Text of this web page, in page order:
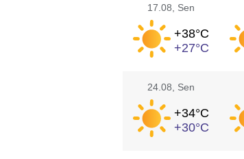
17.08 , Sen
+38°C
+27°C
24.08 , Sen
+34°C
+30°C